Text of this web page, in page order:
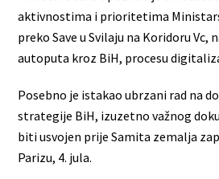
aktivnostima i prioritetima
preko Save u Svilaju na Koridoru Vc,
autoputa kroz BiH, procesu
Posebno je istakao ubrzani rad na
strategije BiH, izuzetno važnog
biti usvojen prije Samita zemalja
Parizu, 4. jula.